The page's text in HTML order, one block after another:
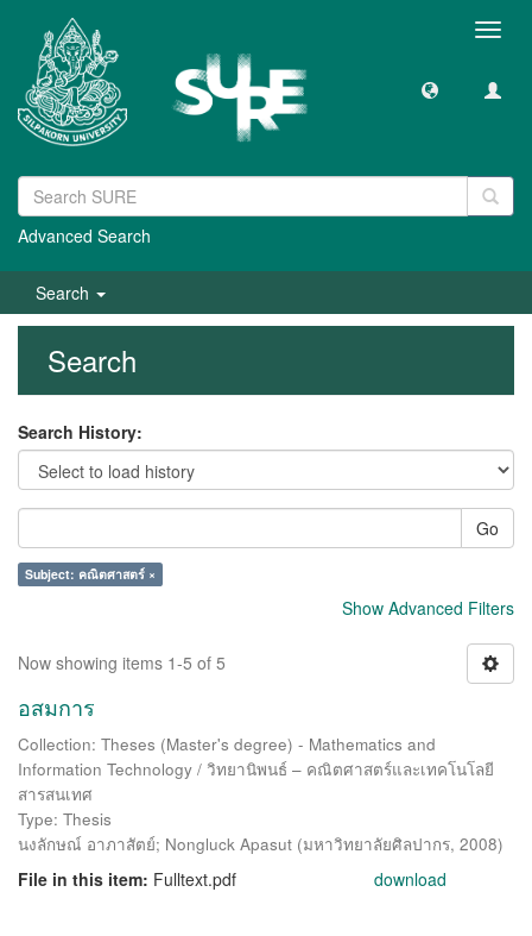
Advanced Search
Search
Search
Search History:
Go
Subject: คณิตศาสตร์ ×
Show Advanced Filters
Now showing items 1-5 of 5
อสมการ
Collection: Theses (Master's degree) - Mathematics and
Information Technology / วิทยานิพนธ์ – คณิตศาสตร์และเทคโนโลยี
สารสนเทศ
Type: Thesis
นงลักษณ์ อาภาสัตย์; Nongluck Apasut (มหาวิทยาลัยศิลปากร, 2008)
File in this item: Fulltext.pdf download